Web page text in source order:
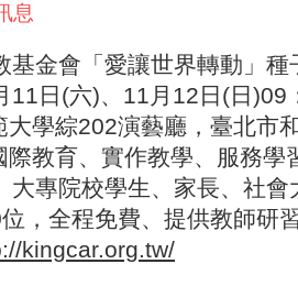
息
基金會「愛讓世界轉動」種
11日(六)、11月12日(日)09
大學綜202演藝廳，臺北市
際教育、實作教學、服務學
大專院校學生、家長、社會
，全程免費、提供教師研
kingcar.org.tw/